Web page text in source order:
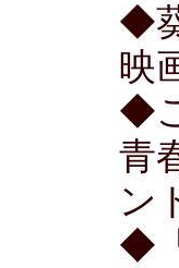
◆
映
◆
青
ン
◆